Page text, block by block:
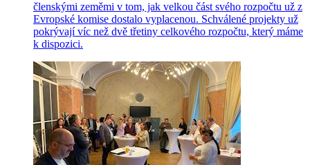
členskými zeměmi v tom, jak velkou část svého rozpočtu už z
Evropské komise dostalo vyplacenou. Schválené projekty už
pokrývají víc než dvě třetiny celkového rozpočtu, který máme
k dispozici.